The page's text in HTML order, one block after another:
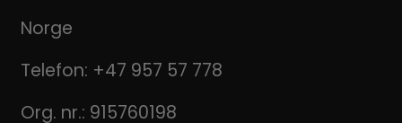
Norge
Telefon: +47 957 57 778
Org. nr.: 915760198